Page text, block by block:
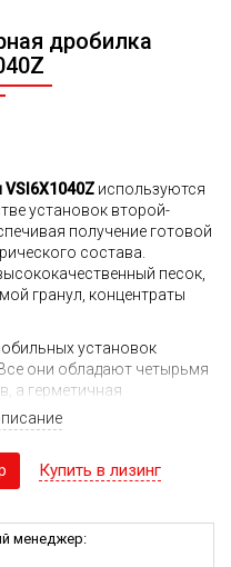
дробилка
используются
установок второй-
получение готовой
состава.
песок,
гранул, концентраты
установок
они обладают четырьмя
а герметичная
масла из
надежности дробилки,
затрат на
обслуживания.
вал с рабочим
он вращается с
Купить в лизинг
менеджер: